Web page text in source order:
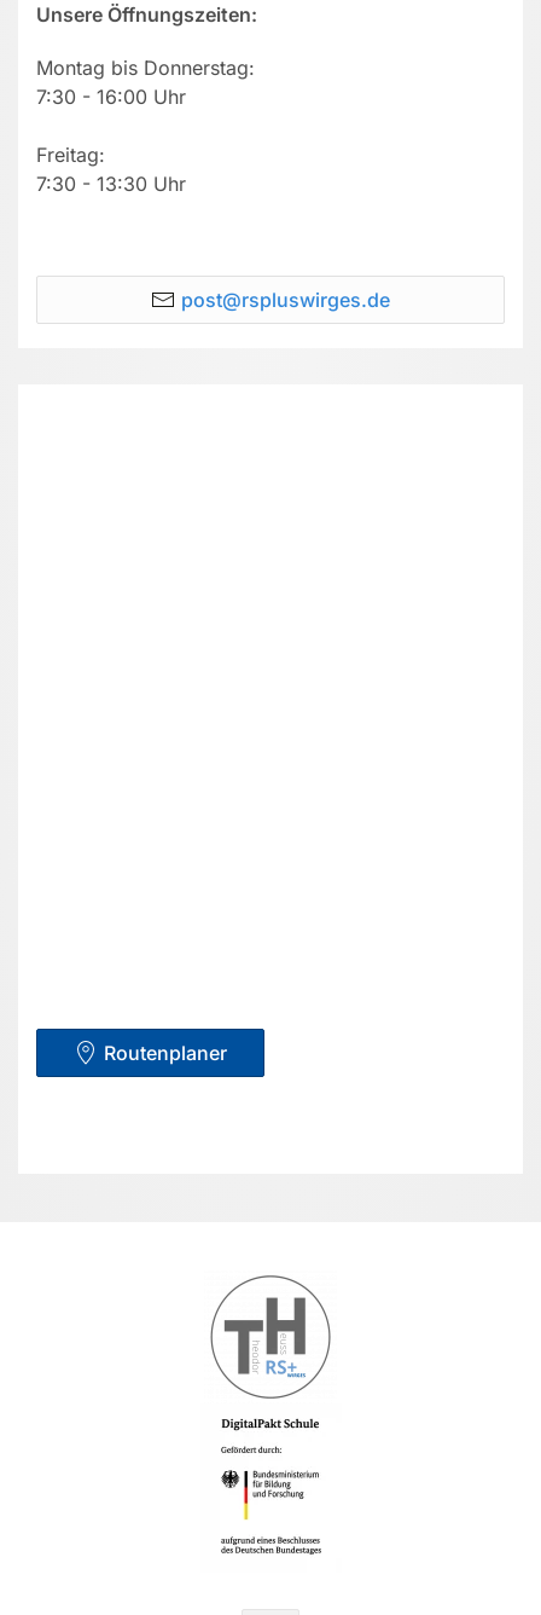
Unsere Öffnungszeiten:
Montag bis Donnerstag:
7:30 - 16:00 Uhr
Freitag:
7:30 - 13:30 Uhr
post@rspluswirges.de
Routenplaner